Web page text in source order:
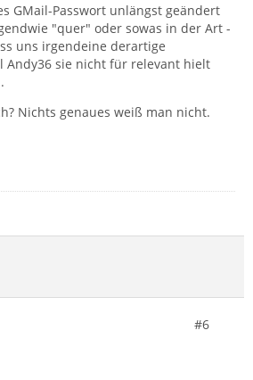
GMail-Passwort unlängst geändert
"quer" oder sowas in der Art -
uns irgendeine derartige
Andy36 sie nicht für relevant hielt
Nichts genaues weiß man nicht.
#6